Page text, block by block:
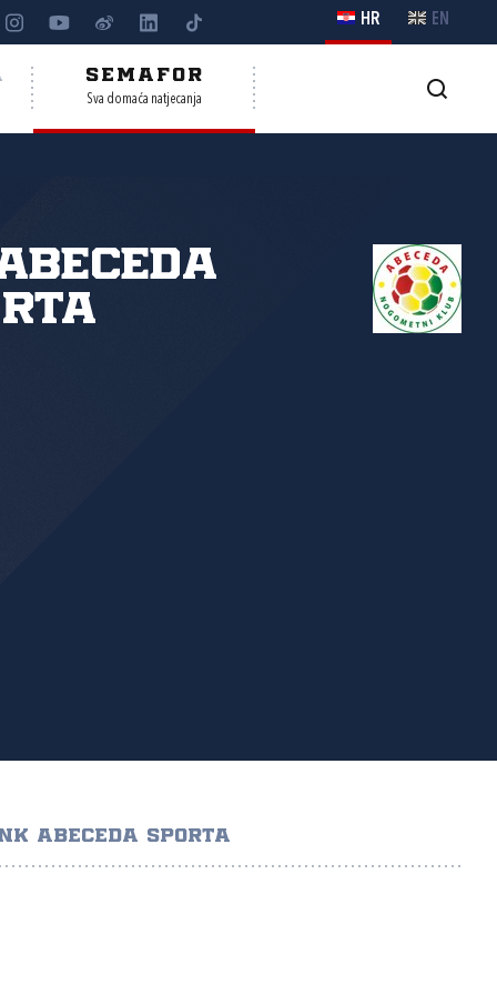
HR EN
SEMAFOR
Sva domaća natjecanja
ABECEDA SPORTA